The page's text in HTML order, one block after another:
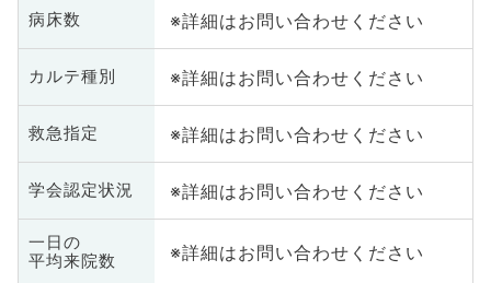
病床数 ※詳細はお問い合わせください
カルテ種別 ※詳細はお問い合わせください
救急指定 ※詳細はお問い合わせください
学会認定状況 ※詳細はお問い合わせください
一日の
平均来院数
※詳細はお問い合わせください